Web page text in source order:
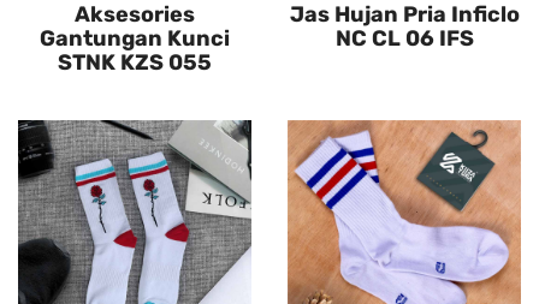
Aksesories
Gantungan Kunci
STNK KZS 055
Jas Hujan Pria Inficlo
NC CL 06 IFS